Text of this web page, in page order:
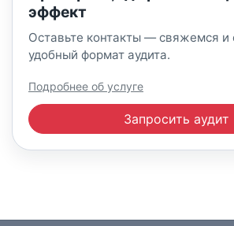
эффект
Оставьте контакты — свяжемся и
удобный формат аудита.
Подробнее об услуге
Запросить аудит